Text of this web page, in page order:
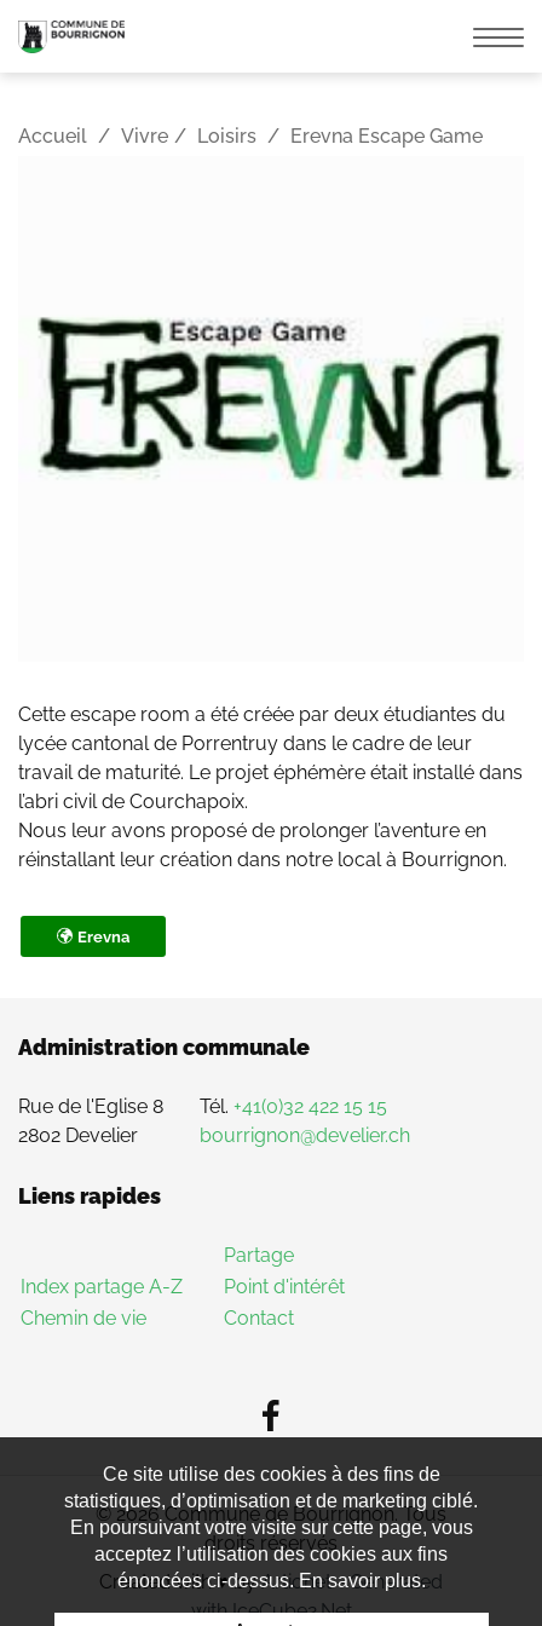
la
Accueil
Vivre Loisirs Erevna Escape Game
Cette escape room a été créée par deux étudiantes du
lycée cantonal de Porrentruy dans le cadre de leur
travail de maturité. Le projet éphémère était installé dans
l’abri civil de Courchapoix.
Nous leur avons proposé de prolonger l’aventure en
réinstallant leur création dans notre local à Bourrignon.
Erevna
Administration communale
Rue de l'Eglise 8
2802 Develier
Tél. +41(0)32 422 15 15
bourrignon@develier.ch
Liens rapides
Index partage A-Z
Chemin de vie
Partage
Point d'intérêt
Contact
© 2026 Commune de Bourrignon. Tous
droits réservés
Created with♥byArtionet-Generated
with IceCube2.Net
Ce site utilise des cookies à des fins de
statistiques, d’optimisation et de marketing ciblé.
En poursuivant votre visite sur cette page, vous
acceptez l’utilisation des cookies aux fins
énoncées ci-dessus. En savoir plus.